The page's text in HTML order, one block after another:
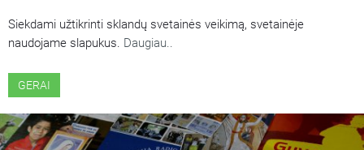
Siekdami užtikrinti sklandų svetainės veikimą, svetainėje
naudojame slapukus. Daugiau..
GERAI